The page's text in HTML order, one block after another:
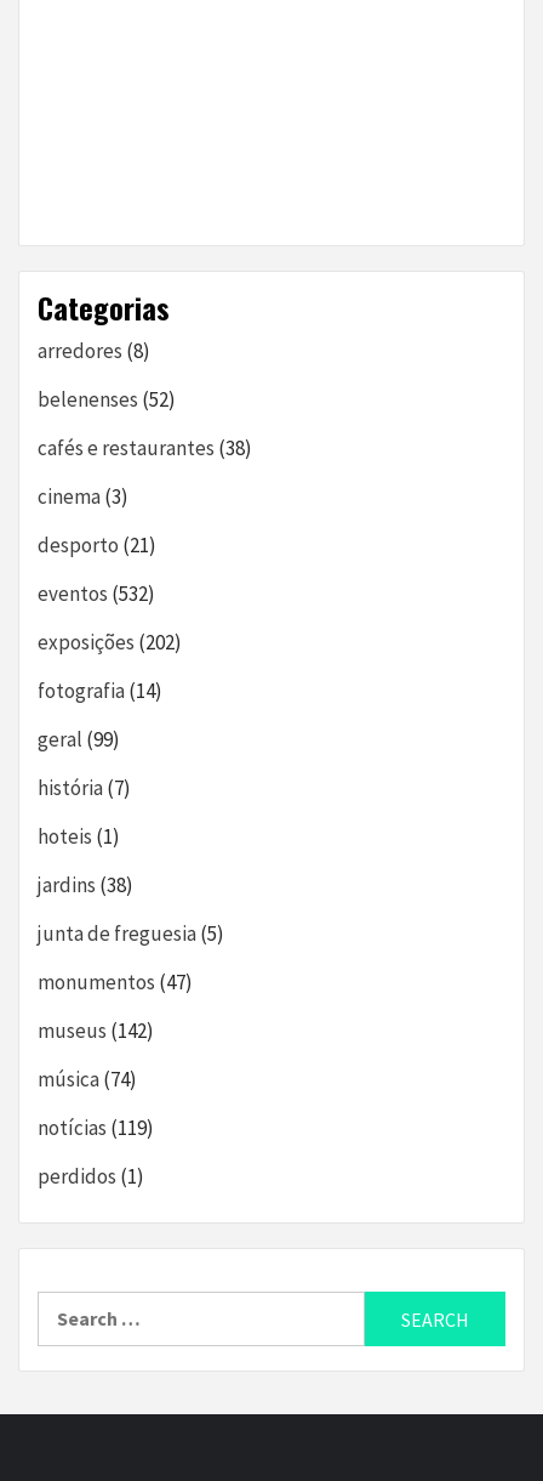
Categorias
arredores (8)
belenenses (52)
cafés e restaurantes (38)
cinema(3)
desporto (21)
eventos (532)
exposições (202)
fotografia(14)
geral (99)
história(7)
hoteis (1)
jardins (38)
junta de freguesia(5)
monumentos (47)
museus (142)
música(74)
notícias (119)
perdidos (1)